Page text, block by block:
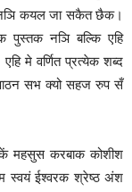
नञि कयल जा सकैत छैक।
नञि बल्कि एहि
मे वर्णित प्रत्येक शब्द
सभ क्यो सहज रुप सँ
महसुस करबाक कोशीश
स्वयं ईश्वरक श्रेष्ठ अंश